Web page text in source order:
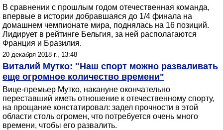
В сравнении с прошлым годом отечественная команда,
впервые в истории добравшаяся до 1/4 финала на
домашнем чемпионате мира, поднялась на 16 позиций.
Лидирует в рейтинге Бельгия, за ней располагаются
Франция и Бразилия.
20 декабря 2018 г., 13:48
Виталий Мутко: "Наш спорт можно разваливать
еще огромное количество времени"
Вице-премьер Мутко, накануне окончательно
переставший иметь отношение к отечественному спорту,
на прощание констатировал: задел прочности в этой
области столь огромен, что потребуется очень много
времени, чтобы его развалить.